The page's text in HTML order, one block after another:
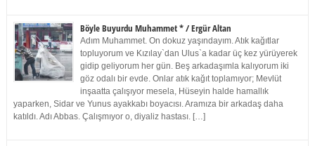
Böyle Buyurdu Muhammet * / Ergür Altan
Adım Muhammet. On dokuz yaşındayım. Atık kağıtlar
topluyorum ve Kızılay`dan Ulus`a kadar üç kez yürüyerek
gidip geliyorum her gün. Beş arkadaşımla kalıyorum iki
göz odalı bir evde. Onlar atık kağıt toplamıyor; Mevlüt
inşaatta çalışıyor mesela, Hüseyin halde hamallık
yaparken, Sidar ve Yunus ayakkabı boyacısı. Aramıza bir arkadaş daha
katıldı. Adı Abbas. Çalışmıyor o, diyaliz hastası. […]